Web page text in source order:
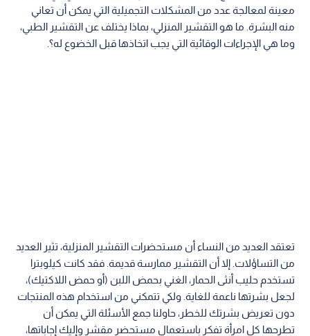
معينة لمعالجة عدد من المشكلات التجميلية التي يمكن أن تعاني
منه البشرة. ما هو التقشير المنزلي، بماذا يختلف عن التقشير الطبي،
وما هي الإجراءات الوقائية التي يجب اتخاذها قبل الخضوع له؟.
تعتقد العديد من النساء أن مستحضرات التقشير المنزلية، تثير العديد
من التساؤلات. إلا أن التقشير ممارسة قديمة. فقد كانت كيلوبترا
تستخدم حليب أنثى الحمار، الغني بحمض اللبن (أو حمض اللاكتيك)،
لجعل بشرتها ناعمة للغاية. ولكي تتمكني من استخدام هذه المنتجات
دون تعريض بشرتك للخطر، حاولنا جمع الأسئلة التي يمكن أن
تطرحها كل امرأة تفكر باستعمال مستحضر مقشر وإليك إجاباتها،